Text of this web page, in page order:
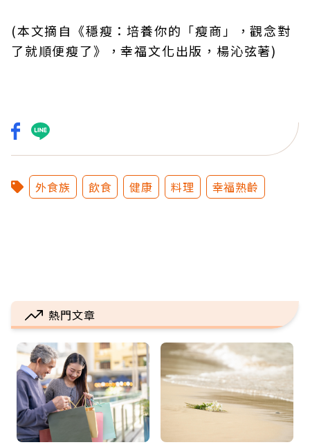
(本文摘自《穩瘦：培養你的「瘦商」，觀念對
了就順便瘦了》，幸福文化出版，楊沁弦著)
外食族 飲食 健康 料理 幸福熟齡
熱門文章